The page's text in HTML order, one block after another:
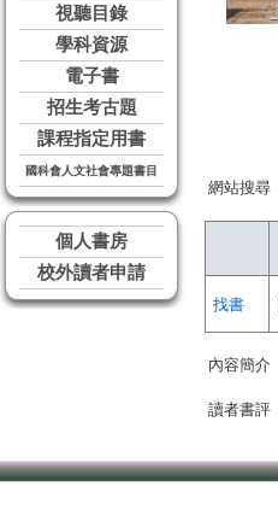
視聽目錄
學科資源
電子書
招生考古題
課程指定用書
國科會人文社會專題書目
個人書房
校外讀者申請
網站搜尋
找書
內容簡介
讀者書評